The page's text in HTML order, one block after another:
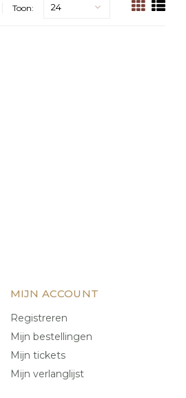
Toon: 24
MIJN ACCOUNT
Registreren
Mijn bestellingen
Mijn tickets
Mijn verlanglijst